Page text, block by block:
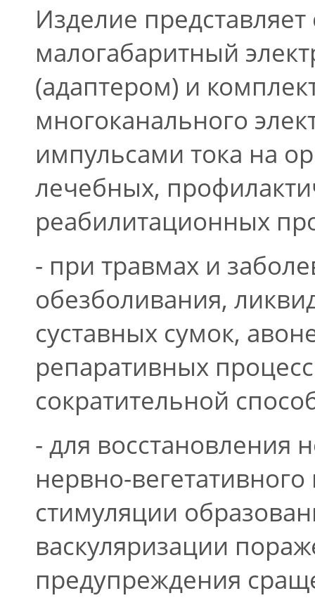
Изделие
малогабаритный
(адаптером) и
многоканального
импульсами тока на
лечебных,
реабилитационных
- при травмах и
обезболивания,
суставных сумок,
репаративных
сократительной
- для восстановления
нервно-
стимуляции
васкуляризации
предупреждения